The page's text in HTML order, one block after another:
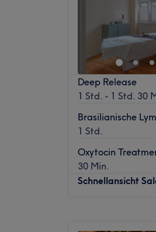
Deep Release
1 Std. - 1 Std. 30
Brasilianische
1 Std.
Oxytocin
30 Min.
Schnellansicht